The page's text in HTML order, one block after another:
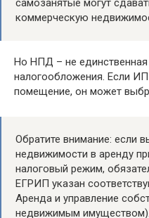
самозанятые могут
коммерческую
Но НПД – не единственная
налогообложения. Если
помещение, он может
Обратите внимание: если
недвижимости в аренду
налоговый режим,
ЕГРИП указан
Аренда и управление
недвижимым